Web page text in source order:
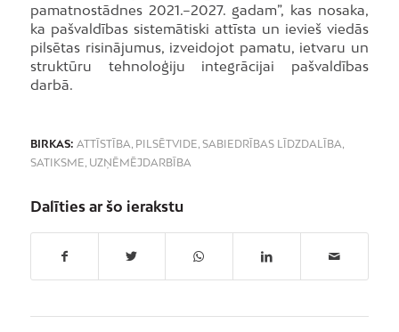
pamatnostādnes 2021.–2027. gadam”, kas nosaka,
ka pašvaldības sistemātiski attīsta un ievieš viedās
pilsētas risinājumus, izveidojot pamatu, ietvaru un
struktūru tehnoloģiju integrācijai pašvaldības
darbā.
BIRKAS: ATTĪSTĪBA, PILSĒTVIDE, SABIEDRĪBAS LĪDZDALĪBA,
SATIKSME, UZŅĒMĒJDARBĪBA
Dalīties ar šo ierakstu